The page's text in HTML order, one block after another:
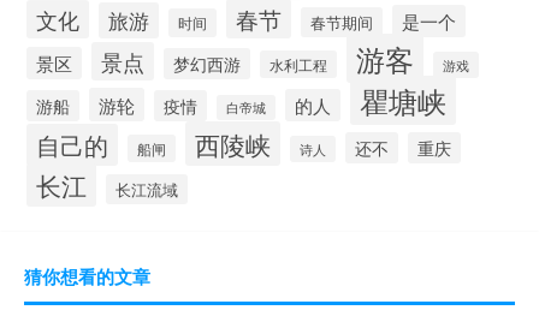
文化 旅游 时间 春节 春节期间
是一个
景区
景点 梦幻西游 水利工程 游客 游戏
游船 游轮 疫情 白帝城 的人 瞿塘峡
自己的 船闸 西陵峡 诗人 还不 重庆
长江 长江流域
猜你想看的文章